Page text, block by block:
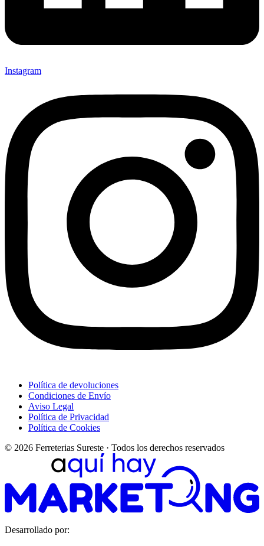
Instagram
Política de devoluciones
Condiciones de Envío
Aviso Legal
Política de Privacidad
Política de Cookies
© 2026 Ferreterias Sureste · Todos los derechos reservados
Desarrollado por: